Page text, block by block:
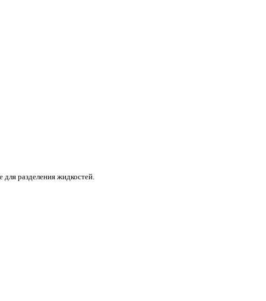
разделения жидкостей.